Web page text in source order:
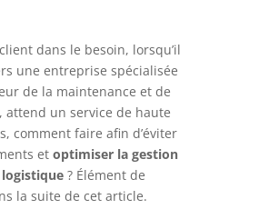
dans le besoin, lorsqu’il
une entreprise spécialisée
de la maintenance et de
attend un service de haute
comment faire afin d’éviter
et optimiser la gestion
? Élément de
la suite de cet article.